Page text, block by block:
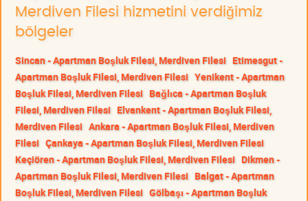
Merdiven Filesi hizmetini verdiğimiz
bölgeler
Sincan - Apartman Boşluk Filesi, Merdiven Filesi Etimesgut -
Apartman Boşluk Filesi, Merdiven Filesi Yenikent - Apartman
Boşluk Filesi, Merdiven Filesi Bağlıca - Apartman Boşluk
Filesi, Merdiven Filesi Elvankent - Apartman Boşluk Filesi,
Merdiven Filesi Ankara - Apartman Boşluk Filesi, Merdiven
Filesi Çankaya - Apartman Boşluk Filesi, Merdiven Filesi
Keçiören - Apartman Boşluk Filesi, Merdiven Filesi Dikmen -
Apartman Boşluk Filesi, Merdiven Filesi Balgat - Apartman
Boşluk Filesi, Merdiven Filesi Gölbaşı - Apartman Boşluk